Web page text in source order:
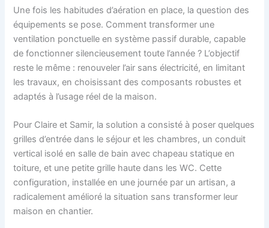
Une fois les habitudes d’aération en place, la question des
équipements se pose. Comment transformer une
ventilation ponctuelle en système passif durable, capable
de fonctionner silencieusement toute l’année ? L’objectif
reste le même : renouveler l’air sans électricité, en limitant
les travaux, en choisissant des composants robustes et
adaptés à l’usage réel de la maison.
Pour Claire et Samir, la solution a consisté à poser quelques
grilles d’entrée dans le séjour et les chambres, un conduit
vertical isolé en salle de bain avec chapeau statique en
toiture, et une petite grille haute dans les WC. Cette
configuration, installée en une journée par un artisan, a
radicalement amélioré la situation sans transformer leur
maison en chantier.